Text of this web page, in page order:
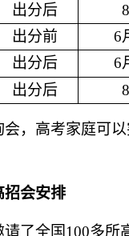
出分后
8
出分前 6
出分后
6
出分后
8
，高考家庭可
招会安排
了全国100多所